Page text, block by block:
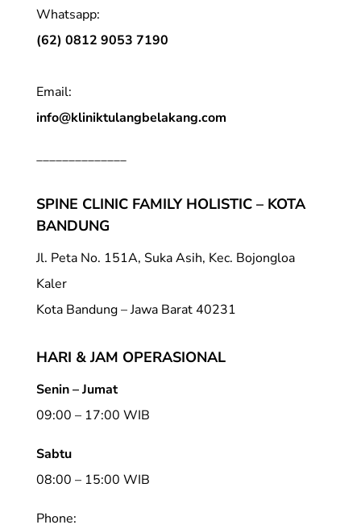
Whatsapp:
(62) 0812 9053 7190
Email:
info@kliniktulangbelakang.com
______________
SPINE CLINIC FAMILY HOLISTIC – KOTA
BANDUNG
Jl. Peta No. 151A, Suka Asih, Kec. Bojongloa
Kaler
Kota Bandung – Jawa Barat 40231
HARI & JAM OPERASIONAL
Senin – Jumat
09:00 – 17:00 WIB
Sabtu
08:00 – 15:00 WIB
Phone: